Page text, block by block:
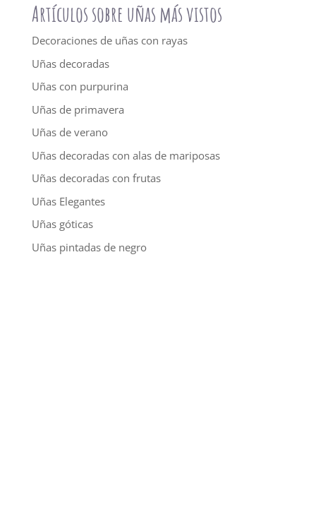
Artículos sobre uñas más vistos
Decoraciones de uñas con rayas
Uñas decoradas
Uñas con purpurina
Uñas de primavera
Uñas de verano
Uñas decoradas con alas de mariposas
Uñas decoradas con frutas
Uñas Elegantes
Uñas góticas
Uñas pintadas de negro